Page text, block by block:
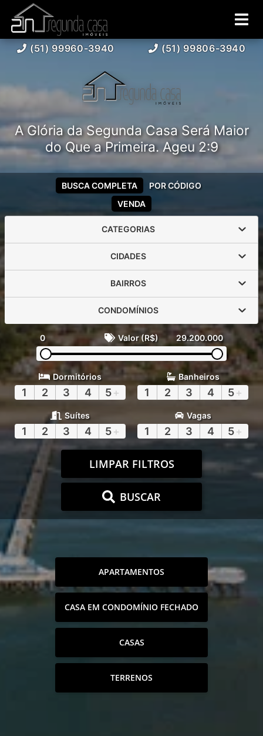
(51) 99960-3940 (51) 99806-3940
A Glória da Segunda Casa Será Maior
do Que a Primeira. Ageu 2:9
VENDA
BUSCA COMPLETA POR CÓDIGO
CATEGORIAS
CIDADES
BAIRROS
CONDOMÍNIOS
0 Valor (R$) 29.200.000
Dormitórios
1 2 3 4 5+
Banheiros
1 2 3 4 5+
Suítes
1 2 3 4 5+
Vagas
1 2 3 4 5+
LIMPAR FILTROS
BUSCAR
APARTAMENTOS
CASA EM CONDOMÍNIO FECHADO
CASAS
TERRENOS